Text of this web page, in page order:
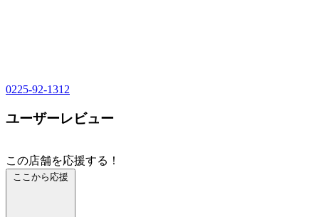
0225-92-1312
ユーザーレビュー
この店舗を応援する！
ここから応援